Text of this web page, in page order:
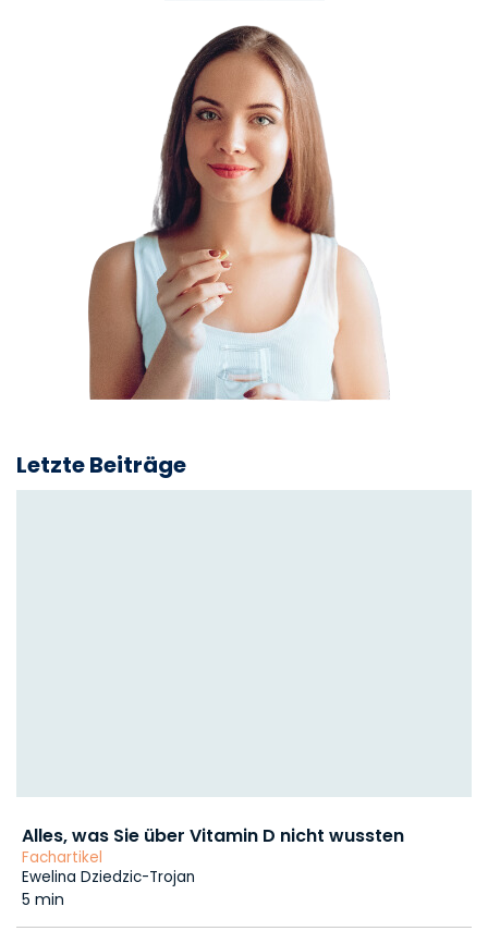
Letzte Beiträge
Alles, was Sie über Vitamin D nicht wussten
Fachartikel
Ewelina Dziedzic-Trojan
5 min